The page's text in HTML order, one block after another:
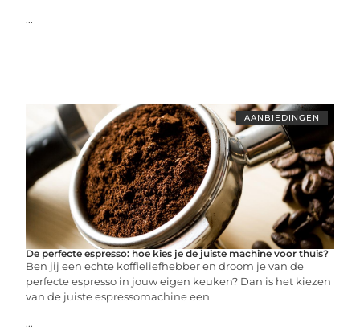
...
AANBIEDINGEN
De perfecte espresso: hoe kies je de juiste machine voor thuis?
Ben jij een echte koffieliefhebber en droom je van de
perfecte espresso in jouw eigen keuken? Dan is het kiezen
van de juiste espressomachine een
...